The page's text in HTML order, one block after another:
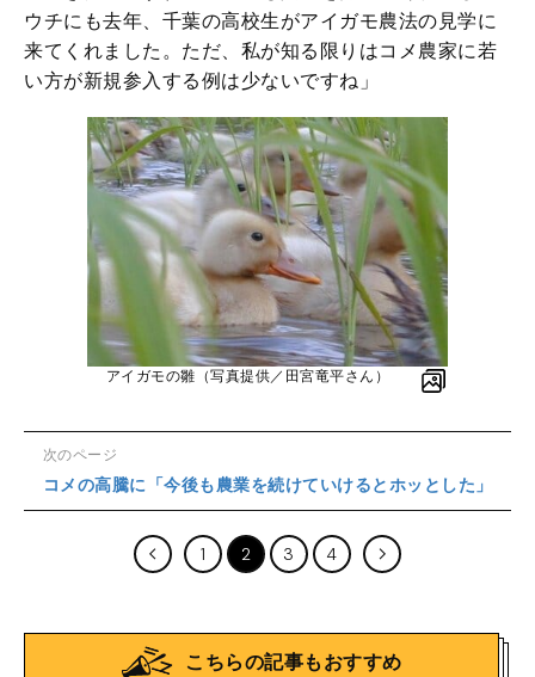
ウチにも去年、千葉の高校生がアイガモ農法の見学に
来てくれました。ただ、私が知る限りはコメ農家に若
い方が新規参入する例は少ないですね」
アイガモの雛（写真提供／田宮竜平さん）
次のページ
コメの高騰に「今後も農業を続けていけるとホッとした」
1 2 3 4
こちらの記事もおすすめ